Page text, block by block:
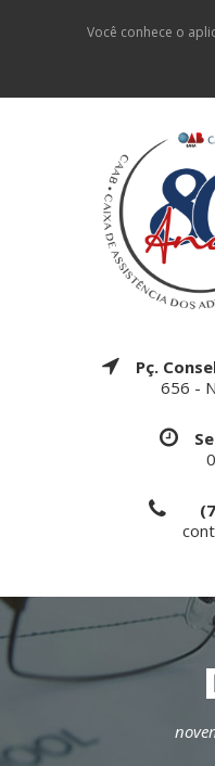
Você conhece o
Pç.
656 -